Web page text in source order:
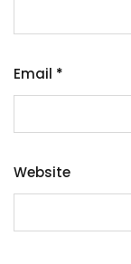
Email *
Website